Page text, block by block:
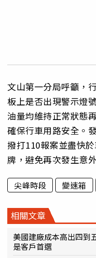
文山第一分局呼籲，
板上是否出現警示燈
油量均維持正常狀態
確保行車用路安全。
撥打110報案並盡快
牌，避免再次發生意
尖峰時段 變速箱
相關文章
美國建廠成本高出四
是客戶首選